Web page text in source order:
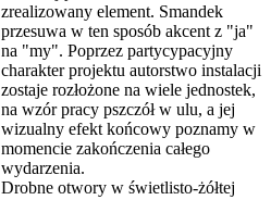
zrealizowany element. Smandek
przesuwa w ten sposób akcent z "ja"
na "my". Poprzez partycypacyjny
charakter projektu autorstwo instalacji
zostaje rozłożone na wiele jednostek,
na wzór pracy pszczół w ulu, a jej
wizualny efekt końcowy poznamy w
momencie zakończenia całego
wydarzenia.
Drobne otwory w świetlisto-żółtej